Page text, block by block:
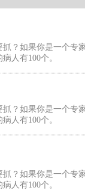
？如果你是一个专
人有100个。
？如果你是一个专
人有100个。
？如果你是一个专
人有100个。